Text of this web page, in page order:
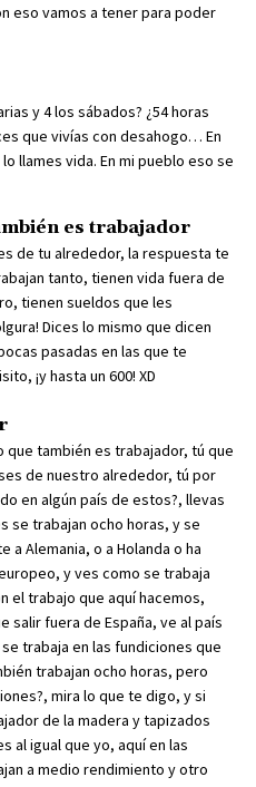
eso vamos a tener para poder
y 4 los sábados? ¿54 horas
que vivías con desahogo… En
llames vida. En mi pueblo eso se
es trabajador
de tu alrededor, la respuesta te
tanto, tienen vida fuera de
tienen sueldos que les
Dices lo mismo que dicen
pasadas en las que te
¡y hasta un 600! XD
que también es trabajador, tú que
de nuestro alrededor, tú por
en algún país de estos?, llevas
se trabajan ocho horas, y se
a Alemania, o a Holanda o ha
y ves como se trabaja
el trabajo que aquí hacemos,
salir fuera de España, ve al país
trabaja en las fundiciones que
trabajan ocho horas, pero
mira lo que te digo, y si
de la madera y tapizados
al igual que yo, aquí en las
a medio rendimiento y otro